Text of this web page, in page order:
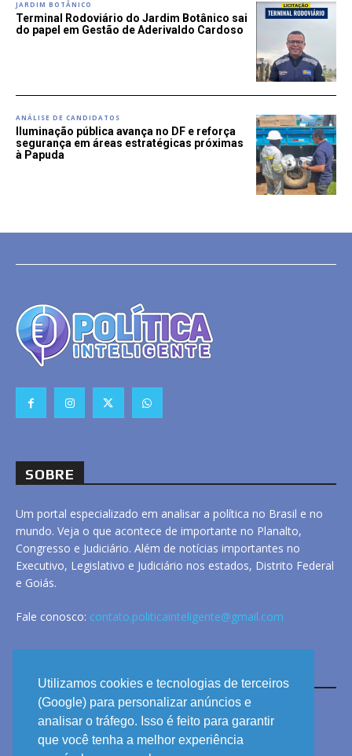
Utilizamos cookies e tecnologias de terceiros
(Google) para personalizar anúncios e
analisar o tráfego. Isso é feito para garantir
que você tenha a melhor experiência
JARDIM BOTÂNICO
Terminal Rodoviário do Jardim Botânico sai
do papel em Gestão de Aderivaldo Cardoso
ANÁLISE DE CANDIDATOS
Iluminação pública avança no DF e reforça
segurança em áreas estratégicas próximas
à Papuda
SOBRE
Um portal especializado em analisar a política no Brasil e no
mundo. Veja o que acontece de importante no Planalto,
Congresso e Judiciário. Além de notícias importantes no
Executivo, Legislativo e Judiciário nos estados, Distrito Federal
e Goiás.
Fale conosco: contato.politicainteligente@gmail.com
LINKS
ANUNCIE
PRIVACIDADE